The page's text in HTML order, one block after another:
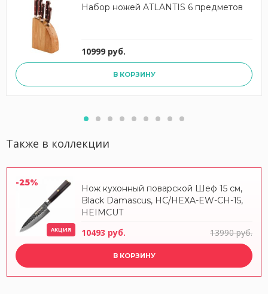
Набор ножей ATLANTIS 6 предметов
10999 руб.
В КОРЗИНУ
Также в коллекции
-25%
АКЦИЯ
Нож кухонный поварской Шеф 15 см,
Black Damascus, HC/HEXA-EW-CH-15,
HEIMCUT
10493 руб. 13990 руб.
В КОРЗИНУ